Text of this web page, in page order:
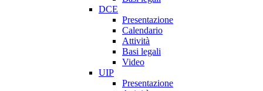
DCE
Presentazione
Calendario
Attività
Basi legali
Video
UIP
Presentazione